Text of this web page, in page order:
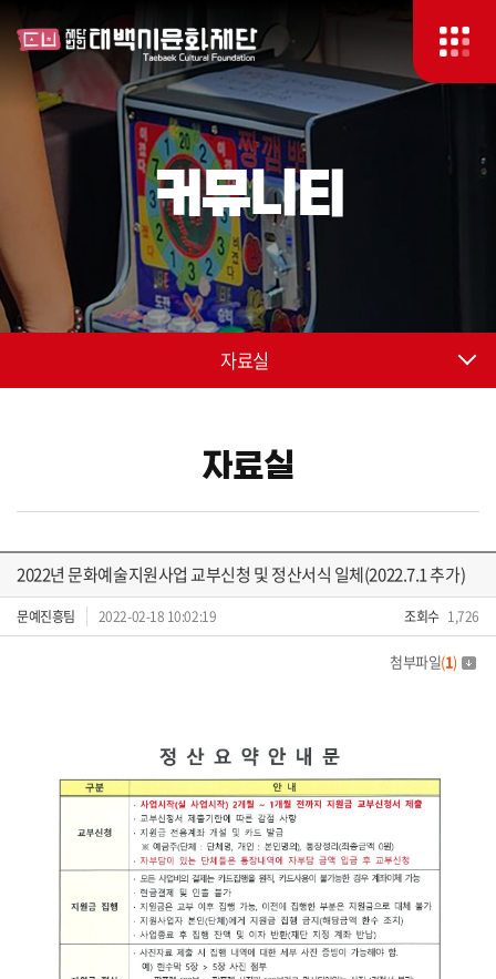
커뮤니티
자료실
자료실
2022년 문화예술지원사업 교부신청 및 정산서식 일체(2022.7.1 추가)
문예진흥팀 2022-02-18 10:02:19 조회수 1,726
첨부파일(1)